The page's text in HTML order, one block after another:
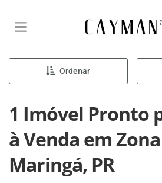
Página inicial
Ordenar
1 Imóvel Pronto
à Venda em
Maringá, PR